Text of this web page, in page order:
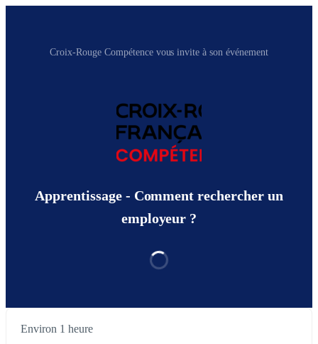
Croix-Rouge Compétence vous invite à son événement
Apprentissage - Comment rechercher un
employeur ?
Environ 1 heure